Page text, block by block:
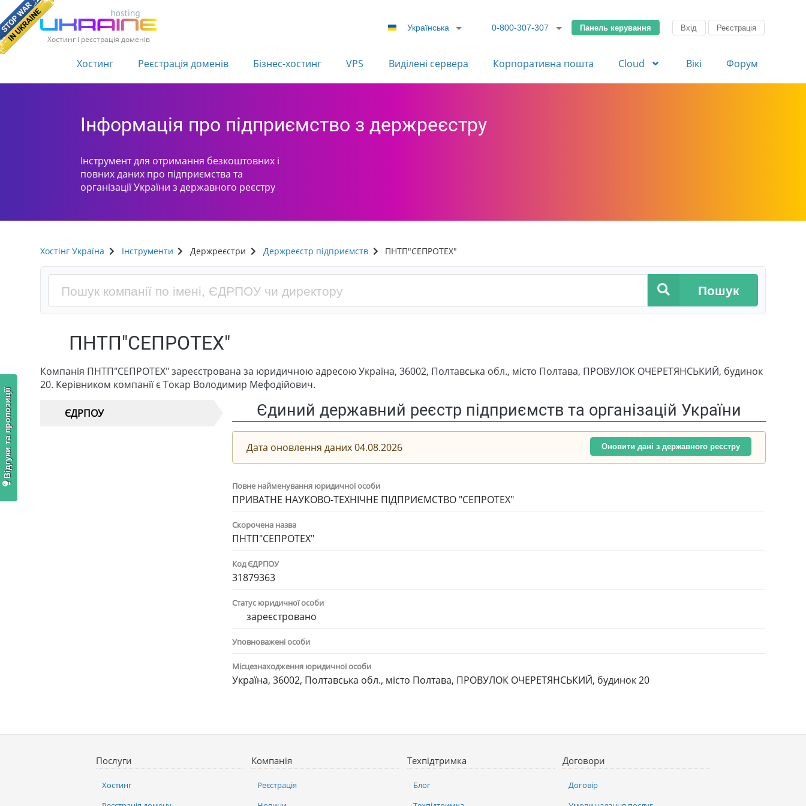
Хостинг і реєстрація доменів
Українська 0-800-307-307 Панель керування Вхід Реєстрація
Хостинг Реєстрація доменів Бізнес-хостинг VPS Виділені сервера Корпоративна пошта Cloud Вікі Форум
Інформація про підприємство з держреєстру
Інструмент для отримання безкоштовних і
повних даних про підприємства та
організації України з державного реєстру
Хостінг Україна Інструменти Держреєстри Держреєстр підприємств ПНТП"СЕПРОТЕХ"
Пошук
ПНТП"СЕПРОТЕХ"
Компанія ПНТП"СЕПРОТЕХ" зареєстрована за юридичною адресою Україна, 36002, Полтавська обл., місто Полтава, ПРОВУЛОК ОЧЕРЕТЯНСЬКИЙ, будинок
20. Керівником компанії є Токар Володимир Мефодійович.
ЄДРПОУ Єдиний державний реєстр підприємств та організацій України
Дата оновлення даних 04.08.2026 Оновити дані з державного реєстру
Повне найменування юридичної особи
ПРИВАТНЕ НАУКОВО-ТЕХНІЧНЕ ПІДПРИЄМСТВО "СЕПРОТЕХ"
Скорочена назва
ПНТП"СЕПРОТЕХ"
Код ЄДРПОУ
31879363
Статус юридичної особи
зареєстровано
Уповноважені особи
Місцезнаходження юридичної особи
Україна, 36002, Полтавська обл., місто Полтава, ПРОВУЛОК ОЧЕРЕТЯНСЬКИЙ, будинок 20
Послуги
Хостинг
Компанія
Реєстрація
Техпідтримка
Блог
Договори
Договір
Відгуки та пропозиції